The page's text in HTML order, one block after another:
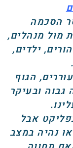
הסכמה
מול מנהלים,
ילדים,
הגוף
גבוה ובעיקר
אבל
או נהיה במצב